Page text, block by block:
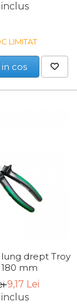
inclus
LIMITAT
cos
drept Troy
180 mm
9,17 Lei
inclus